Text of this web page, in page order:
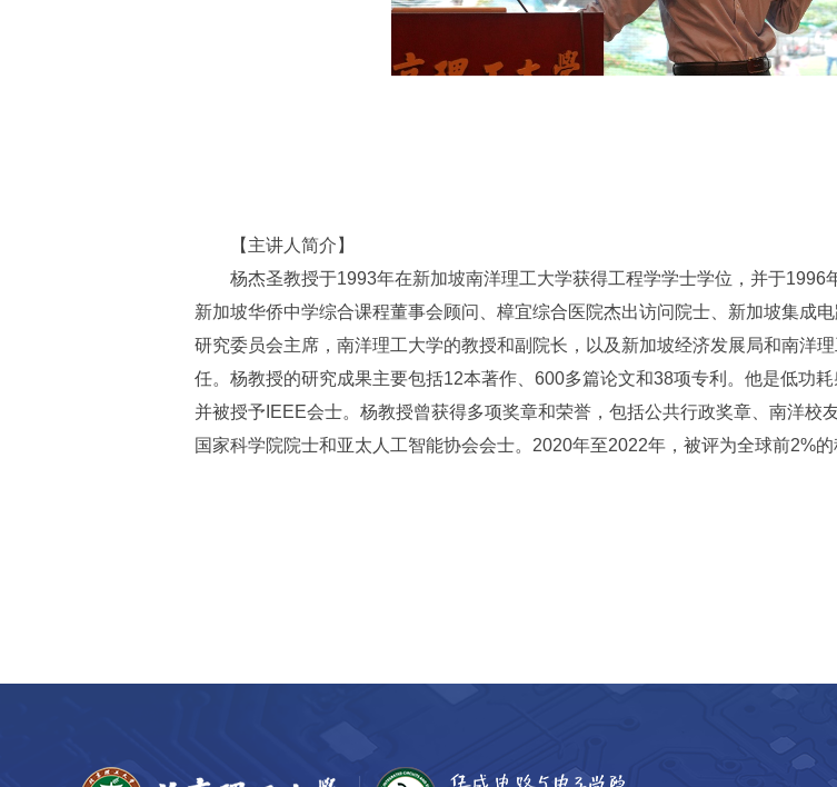
【主讲人简介】
杨杰圣教授于1993年在新加坡南洋理工大学获得工程学学士学位，并于1996
新加坡华侨中学综合课程董事会顾问、樟宜综合医院杰出访问院士、新加坡集成
研究委员会主席，南洋理工大学的教授和副院长，以及新加坡经济发展局和南洋
任。杨教授的研究成果主要包括12本著作、600多篇论文和38项专利。他是低功
并被授予IEEE会士。杨教授曾获得多项奖章和荣誉，包括公共行政奖章、南洋校
国家科学院院士和亚太人工智能协会会士。2020年至2022年，被评为全球前2%的